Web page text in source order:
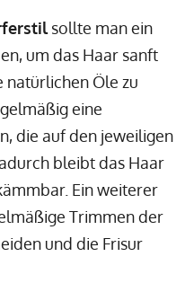
sollte man ein
um das Haar sanft
natürlichen Öle zu
eine
die auf den jeweiligen
bleibt das Haar
Ein weiterer
Trimmen der
und die Frisur